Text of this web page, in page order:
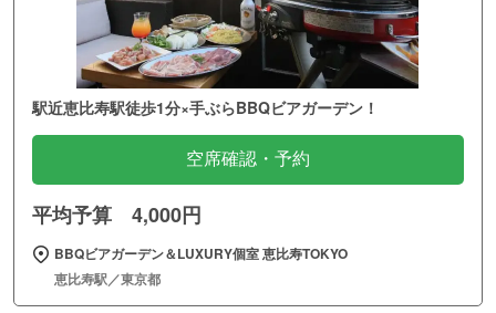
駅近恵比寿駅徒歩1分×手ぶらBBQビアガーデン！
空席確認・予約
平均予算 4,000円
BBQビアガーデン＆LUXURY個室 恵比寿TOKYO
恵比寿駅／東京都